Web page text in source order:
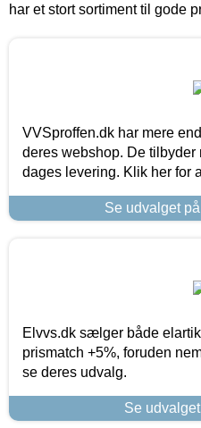
har et stort sortiment til gode
VVSproffen.dk har mere
deres webshop. De tilbyder
dages levering. Klik her for
Se udvalget
Elvvs.dk sælger både
prismatch +5%, foruden
se deres udvalg.
Se